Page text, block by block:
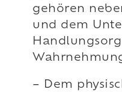
gehören
und dem
– Dem